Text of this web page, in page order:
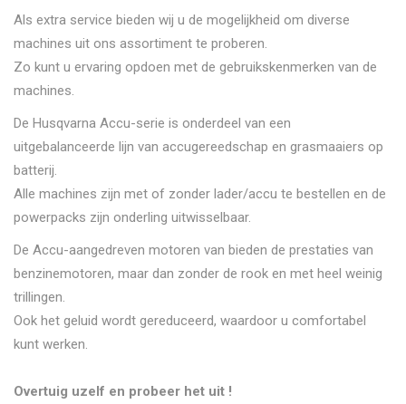
Als extra service bieden wij u de mogelijkheid om diverse
machines uit ons assortiment te proberen.
Zo kunt u ervaring opdoen met de gebruikskenmerken van de
machines.
De Husqvarna Accu-serie is onderdeel van een
uitgebalanceerde lijn van accugereedschap en grasmaaiers op
batterij.
Alle machines zijn met of zonder lader/accu te bestellen en de
powerpacks zijn onderling uitwisselbaar.
De Accu-aangedreven motoren van bieden de prestaties van
benzinemotoren, maar dan zonder de rook en met heel weinig
trillingen.
Ook het geluid wordt gereduceerd, waardoor u comfortabel
kunt werken.
Overtuig uzelf en probeer het uit !